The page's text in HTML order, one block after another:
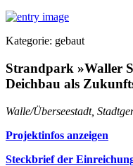
Kategorie: gebaut
Strandpark »Waller
Deichbau als
Walle/Überseestadt,
Projektinfos anzeigen
Steckbrief der